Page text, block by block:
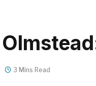
3 Mins Read